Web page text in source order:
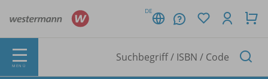
DE
MENÜ